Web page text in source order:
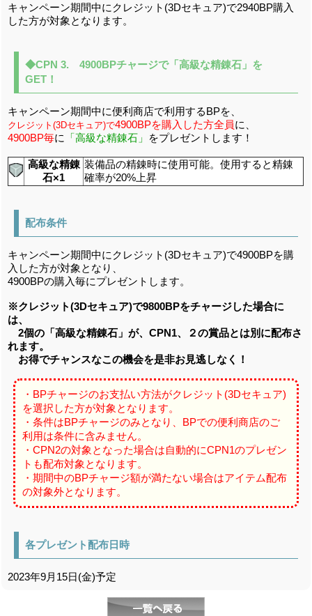
キャンペーン期間中にクレジット(3Dセキュア)で2940BP購入
した方が対象となります。
◆CPN 3. 4900BPチャージで「高級な精錬石」を
GET！
キャンペーン期間中に便利商店で利用するBPを、
クレジット(3Dセキ ュア)で4900BPを購入した方全員に、
4900BP毎に 「高級な精錬石」 をプレゼントします！
高級な精錬
石×1
装備品の精錬時に使用可能。使用すると精錬
確率が20%上昇
配布条件
キャンペーン期間中にクレジット(3Dセキュア)で4900BPを購
入した方が対象となり、
4900BPの購入毎にプレゼントします。
※クレジット(3Dセキュア)で9800BPをチャージした場合に
は、
2個の「高級な精錬石」が、CPN1、２の賞品とは別に配布さ
れます。
お得でチャンスなこの機会を是非お見逃しなく！
・BPチャージのお支払い方法がクレジット(3Dセキュア)
を選択した方が対象となります。
・条件はBPチャージのみとなり、BPでの便利商店のご
利用は条件に含みません。
・CPN2の対象となった場合は自動的にCPN1のプレゼン
トも配布対象となります。
・期間中のBPチャージ額が満たない場合はアイテム配布
の対象外となります。
各プレゼント配布日時
2023年9月15日(金)予定